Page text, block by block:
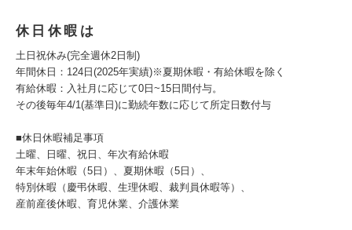
休日休暇は
土日祝休み(完全週休2日制)
年間休日：124日(2025年実績)※夏期休暇・有給休暇を除く
有給休暇：入社月に応じて0日~15日間付与。
その後毎年4/1(基準日)に勤続年数に応じて所定日数付与
■休日休暇補足事項
土曜、日曜、祝日、年次有給休暇
年末年始休暇（5日）、夏期休暇（5日）、
特別休暇（慶弔休暇、生理休暇、裁判員休暇等）、
産前産後休暇、育児休業、介護休業